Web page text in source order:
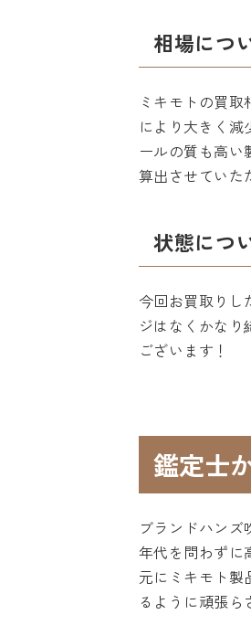
相場につ
ミキモトの買
により大きく
ールの質も高
算出させていた
状態につ
今回お買取りし
ジはなくかな
ございます！
鑑定士
ブランドハン
年代を問わずに
元にミキモト製
るように頑張ら